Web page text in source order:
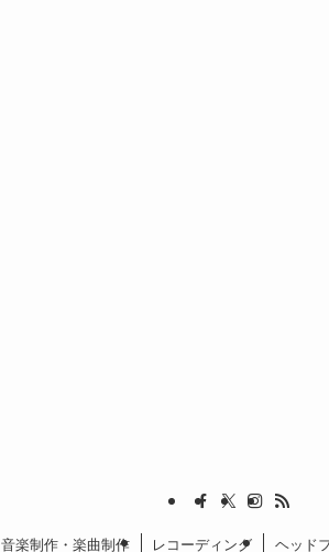
音楽制作・楽曲制作 レコーディング ヘッド